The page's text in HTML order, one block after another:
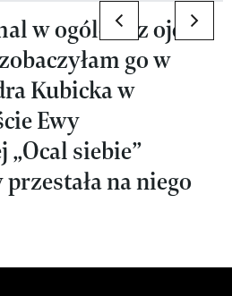
previous
w ogóle bez ojca:
go w
Kubicka w
Ewy
siebie”
na niego